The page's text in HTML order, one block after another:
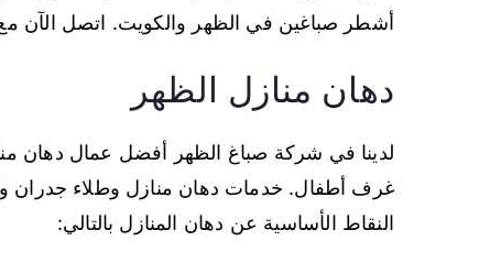
أشطر صباغين في الظهر والكويت. اتصل الآن
دهان منازل الظهر
لدينا في شركة صباغ الظهر أفضل عمال دهان
غرف أطفال. خدمات دهان منازل وطلاء جدران
النقاط الأساسية عن دهان المنازل بالتالي: